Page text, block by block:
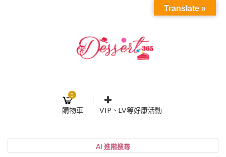
0
購物車 VIP、LV等好康活動
帳號
Translate »